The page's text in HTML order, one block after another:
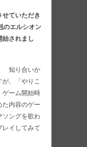
ていただき
のエルシオン
始されまし
知り合いか
、「やりこ
ゲーム開始時
た内容のゲー
ソングを歌わ
レイしてみて